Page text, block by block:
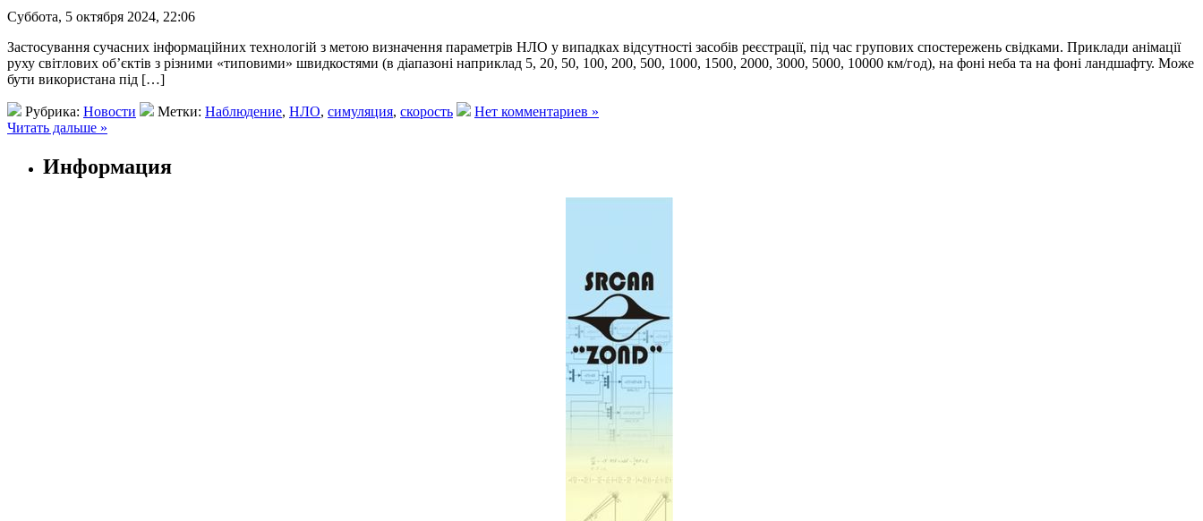
Суббота, 5 октября 2024, 22:06
Застосування сучасних інформаційних технологій з метою визначення параметрів НЛО у випадках відсутності засобів реєстрації, під час групових спостережень свідками. Приклади анімації
руху світлових об’єктів з різними «типовими» швидкостями (в діапазоні наприклад 5, 20, 50, 100, 200, 500, 1000, 1500, 2000, 3000, 5000, 10000 км/год), на фоні неба та на фоні ландшафту. Може
бути використана під […]
Рубрика: Новости Метки: Наблюдение, НЛО, симуляция, скорость
Нет комментариев »
Читать дальше »
Информация